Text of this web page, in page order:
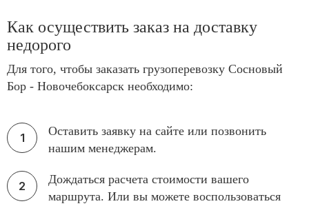
Как осуществить заказ на доставку
недорого
Для того, чтобы заказать грузоперевозку Сосновый
Бор - Новочебоксарск необходимо:
Оставить заявку на сайте или позвонить
нашим менеджерам.
Дождаться расчета стоимости вашего
маршрута. Или вы можете воспользоваться